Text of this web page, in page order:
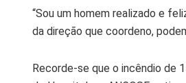
“Sou um homem realizado e
da direção que coordeno,
Recorde-se que o incêndio de